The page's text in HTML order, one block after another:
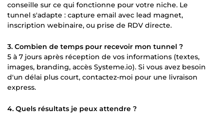
conseille sur ce qui fonctionne pour votre niche. Le
tunnel s'adapte : capture email avec lead magnet,
inscription webinaire, ou prise de RDV directe.
3. Combien de temps pour recevoir mon tunnel ?
5 à 7 jours après réception de vos informations (textes,
images, branding, accès Systeme.io). Si vous avez besoin
d'un délai plus court, contactez-moi pour une livraison
express.
4. Quels résultats je peux attendre ?